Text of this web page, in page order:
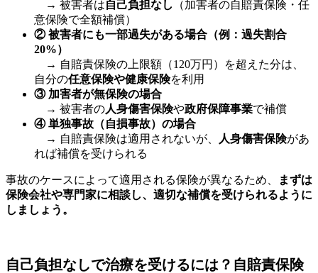
→ 被害者は自己負担なし
（加害者の自賠責保険・任
意保険で全額補償）
② 被害者にも一部過失がある場合（例：過失割合
20%）
→ 自賠責保険の上限額（120万円）を超えた分は、
自分の任意保険や健康保険を利用
③ 加害者が無保険の場合
→ 被害者の人身傷害保険や政府保障事業で補償
④ 単独事故（自損事故）の場合
→ 自賠責保険は適用されないが、
人身傷害保険があ
れば補償を受けられる
事故のケースによって適用される保険が異なるため、
まずは
保険会社や専門家に相談し、適切な補償を受けられるように
しましょう。
自己負担なしで治療を受けるには？自賠責保険